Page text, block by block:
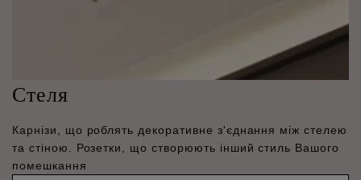
Стеля
Карнізи, що роблять декоративне з'єднання між стелею
та стіною. Розетки, що створюють інший стиль Вашого
помешкання